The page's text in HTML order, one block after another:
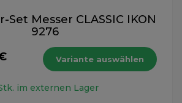
Messer CLASSIC IKON
9276
Variante auswählen
im externen Lager